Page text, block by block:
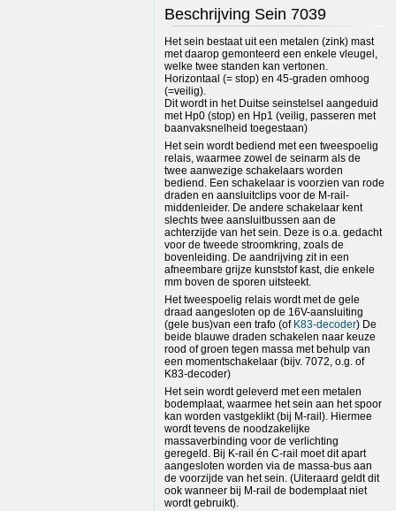
Beschrijving Sein 7039
Het sein bestaat uit een metalen (zink) mast
met daarop gemonteerd een enkele vleugel,
welke twee standen kan vertonen.
Horizontaal (= stop) en 45-graden omhoog
(=veilig).
Dit wordt in het Duitse seinstelsel aangeduid
met Hp0 (stop) en Hp1 (veilig, passeren met
baanvaksnelheid toegestaan)
Het sein wordt bediend met een tweespoelig
relais, waarmee zowel de seinarm als de
twee aanwezige schakelaars worden
bediend. Een schakelaar is voorzien van rode
draden en aansluitclips voor de M-rail-
middenleider. De andere schakelaar kent
slechts twee aansluitbussen aan de
achterzijde van het sein. Deze is o.a. gedacht
voor de tweede stroomkring, zoals de
bovenleiding. De aandrijving zit in een
afneembare grijze kunststof kast, die enkele
mm boven de sporen uitsteekt.
Het tweespoelig relais wordt met de gele
draad aangesloten op de 16V-aansluiting
(gele bus)van een trafo (of K83-decoder) De
beide blauwe draden schakelen naar keuze
rood of groen tegen massa met behulp van
een momentschakelaar (bijv. 7072, o.g. of
K83-decoder)
Het sein wordt geleverd met een metalen
bodemplaat, waarmee het sein aan het spoor
kan worden vastgeklikt (bij M-rail). Hiermee
wordt tevens de noodzakelijke
massaverbinding voor de verlichting
geregeld. Bij K-rail én C-rail moet dit apart
aangesloten worden via de massa-bus aan
de voorzijde van het sein. (Uiteraard geldt dit
ook wanneer bij M-rail de bodemplaat niet
wordt gebruikt).